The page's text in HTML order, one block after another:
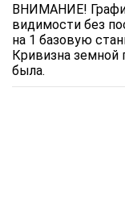
ВНИМАНИЕ!
видимости без
на 1 базовую
Кривизна земной
была.